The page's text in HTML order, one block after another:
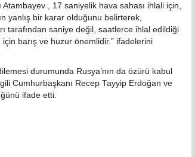
, 17 saniyelik hava sahası ihlali için,
yanlış bir karar olduğunu belirterek,
tarafından saniye değil, saatlerce ihlal edildiği
barış ve huzur önemlidir.” ifadelerini
durumunda Rusya’nın da özürü kabul
Cumhurbaşkanı Recep Tayyip Erdoğan ve
ifade etti.